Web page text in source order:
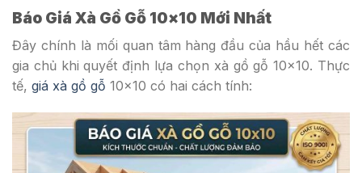
Báo Giá Xà Gồ Gỗ 10×10 Mới Nhất
Đây chính là mối quan tâm hàng đầu của hầu hết các
gia chủ khi quyết định lựa chọn xà gồ gỗ 10×10. Thực
tế, giá xà gồ gỗ 10×10 có hai cách tính: